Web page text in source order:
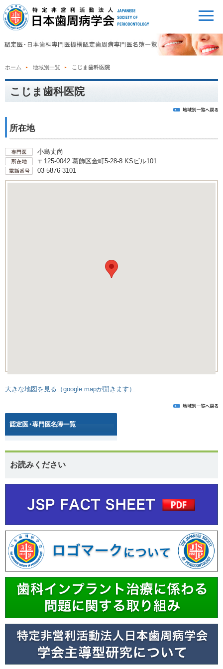
ホーム 地域別一覧 こじま歯科医院
こじま歯科医院
所在地
小島丈尚
〒125-0042 葛飾区金町5-28-8 KSビル101
03-5876-3101
大きな地図を見る（google mapが開きます）
お読みください